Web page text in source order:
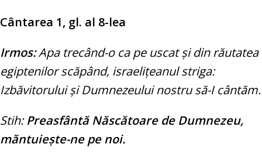
Cântarea 1, gl. al 8-lea
Irmos:Apa trecând-o ca pe uscat şi din răutatea
egiptenilor scăpând, israeliţeanul striga:
Izbăvitorului şi Dumnezeului nostru să-I cântăm.
Stih: Preasfântă Născătoare de Dumnezeu,
măntuieşte-ne pe noi.